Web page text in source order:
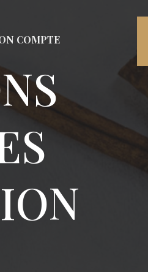
COMPTE